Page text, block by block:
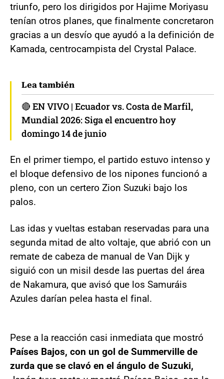
triunfo, pero los dirigidos por Hajime Moriyasu
tenían otros planes, que finalmente concretaron
gracias a un desvío que ayudó a la definición de
Kamada, centrocampista del Crystal Palace.
Lea también
🔴 EN VIVO | Ecuador vs. Costa de Marfil,
Mundial 2026: Siga el encuentro hoy
domingo 14 de junio
En el primer tiempo, el partido estuvo intenso y
el bloque defensivo de los nipones funcionó a
pleno, con un certero Zion Suzuki bajo los
palos.
Las idas y vueltas estaban reservadas para una
segunda mitad de alto voltaje, que abrió con un
remate de cabeza de manual de Van Dijk y
siguió con un misil desde las puertas del área
de Nakamura, que avisó que los Samuráis
Azules darían pelea hasta el final.
Pese a la reacción casi inmediata que mostró
Países Bajos, con un gol de Summerville de
zurda que se clavó en el ángulo de Suzuki,